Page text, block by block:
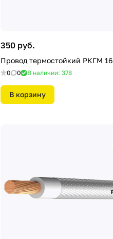
350 руб.
Провод термостойкий РКГМ 16
0 0 В наличии: 378
В корзину